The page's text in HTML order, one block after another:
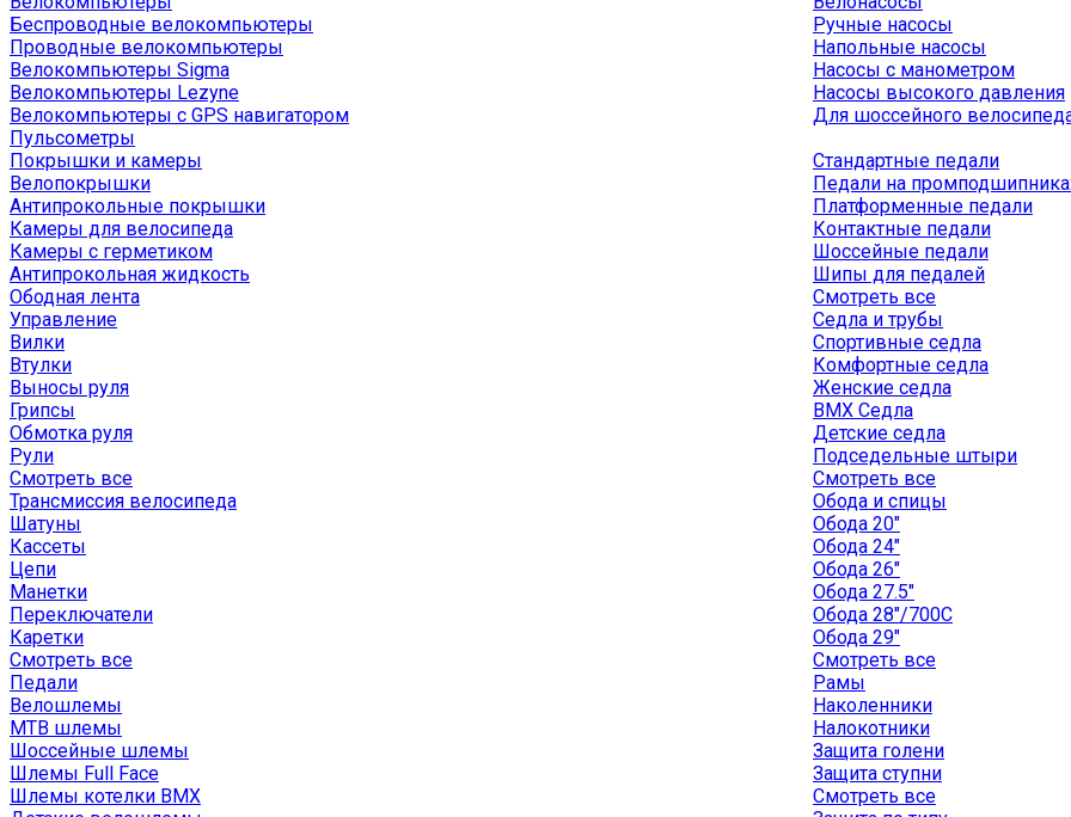
Беспроводные велокомпьютеры
Проводные велокомпьютеры
Велокомпьютеры Sigma
Велокомпьютеры Lezyne
Велокомпьютеры с GPS навигатором
Пульсометры
Ручные насосы
Напольные насосы
Насосы с манометром
Насосы высокого давления
Для шоссейного
Покрышки и камеры
Велопокрышки
Антипрокольные покрышки
Камеры для велосипеда
Камеры с герметиком
Антипрокольная жидкость
Ободная лента
Управление
Вилки
Втулки
Выносы руля
Грипсы
Обмотка руля
Рули
Смотреть все
Трансмиссия велосипеда
Шатуны
Кассеты
Цепи
Манетки
Переключатели
Каретки
Смотреть все
Педали
Стандартные педали
Педали на
Платформенные педали
Контактные педали
Шоссейные педали
Шипы для педалей
Смотреть все
Седла и трубы
Спортивные седла
Комфортные седла
Женские седла
BMX Седла
Детские седла
Подседельные штыри
Смотреть все
Обода и спицы
Обода 20"
Обода 24"
Обода 26"
Обода 27.5"
Обода 28"/700C
Обода 29"
Смотреть все
Рамы
Велошлемы
MTB шлемы
Шоссейные шлемы
Шлемы Full Face
Шлемы котелки BMX
Наколенники
Налокотники
Защита голени
Защита ступни
Смотреть все